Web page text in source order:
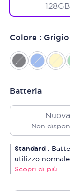
128GB
Colore : Grigio
Batteria
Nuova
Non
Standard :
utilizzo normale
Scopri di più